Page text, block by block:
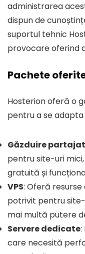
administrarea
dispun de
suportul tehnic
provocare oferind
Pachete
Hosterion oferă o
pentru a se
Găzduire
pentru site-uri
gratuită și
VPS: Oferă
potrivit pentru
mai multă putere
Servere dedicate:
care necesită